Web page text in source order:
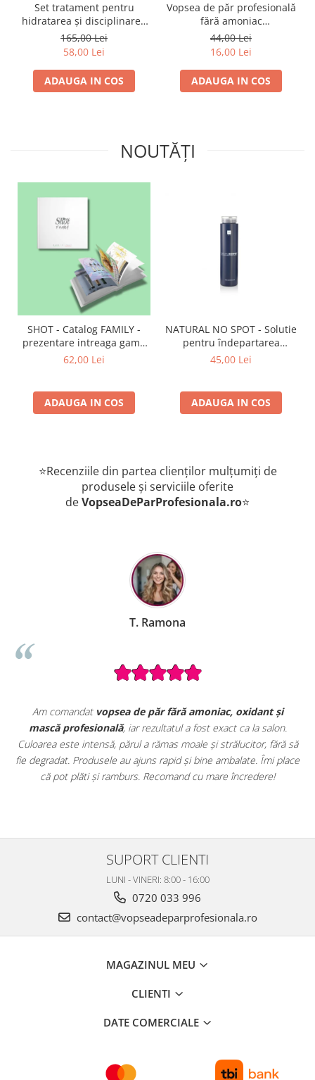
Set tratament pentru
hidratarea și disciplinarea
parului LAMI PRO, Proco
(șampon + balsam 2x
250ml)
165,00 Lei
58,00 Lei
ADAUGA IN COS
Vopsea de păr profesională
fără amoniac
SUPERB.COLOR 100 ml -
Pro.Co - 6/01 BLOND INCHIS
CENUSIU
44,00 Lei
16,00 Lei
ADAUGA IN COS
NOUTĂȚI
SHOT - Catalog FAMILY -
prezentare intreaga gama
de produse
62,00 Lei
ADAUGA IN COS
NATURAL NO SPOT - Solutie
pentru îndepartarea
petelor de vopsea de pe
45,00 Lei
ADAUGA IN COS
⭐Recenziile din partea clienților mulțumiți de
produsele și serviciile oferite
deVopseaDeParProfesionala.ro⭐
să
B. Mihaela
Seturile promoționale de pe VopseaDeParProfesionala.ro sunt
extrem de avantajoase. Am achiziționat unset complet de
vopsele profesionale cu oxidanți și nuanțar, perfect
uz profesional. Calitate foarte bună la un preț excelent. Se
clar că sunt produse originale, destinate rezultatelor de salon.
SUPORT CLIENTI
LUNI - VINERI: 8:00 - 16:00
0720 033 996
contact@vopseadeparprofesionala.ro
MAGAZINUL MEU
CLIENTI
DATE COMERCIALE